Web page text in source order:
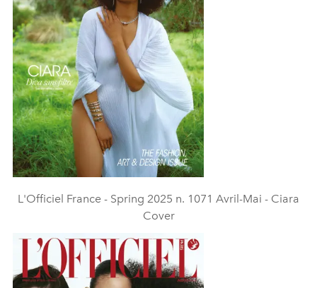
L'Officiel France - Spring 2025 n. 1071 Avril-Mai - Ciara
Cover